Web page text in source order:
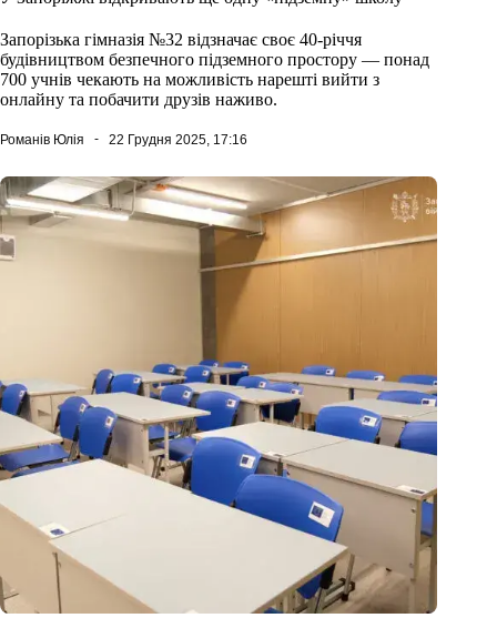
Запорізька гімназія №32 відзначає своє 40-річчя
будівництвом безпечного підземного простору — понад
700 учнів чекають на можливість нарешті вийти з
онлайну та побачити друзів наживо.
Романів Юлія 22 Грудня 2025, 17:16